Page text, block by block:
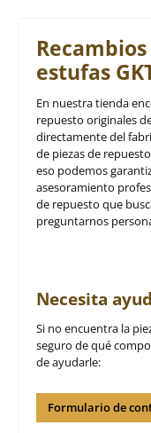
estufas
En nuestra tienda
repuesto originales
directamente del
de piezas de
eso podemos
asesoramiento
de repuesto que
preguntarnos
Necesita
Si no encuentra la
seguro de qué
de ayudarle:
Formulario de